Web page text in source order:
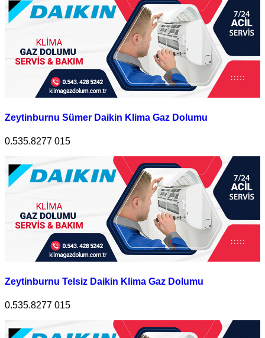
Zeytinburnu Sümer Daikin Klima Gaz Dolumu
0.535.8277 015
Zeytinburnu Telsiz Daikin Klima Gaz Dolumu
0.535.8277 015